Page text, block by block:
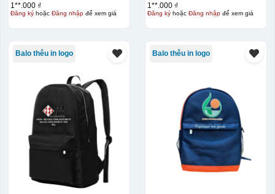
1**.000 ₫
Đăng kýhoặc Đăng nhậpđể xem giá
1**.000 ₫
Đăng kýhoặc Đăng nhậpđể xem giá
Balo thêu in logo Balo thêu in logo